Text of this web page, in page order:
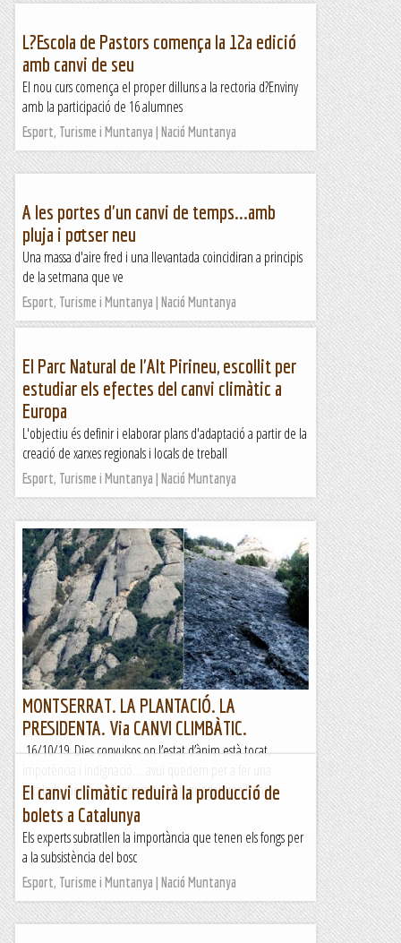
L?Escola de Pastors comença la 12a edició
amb canvi de seu
El nou curs comença el proper dilluns a la rectoria d?Enviny
amb la participació de 16 alumnes
Esport, Turisme i Muntanya | Nació Muntanya
A les portes d'un canvi de temps...amb
pluja i potser neu
Una massa d'aire fred i una llevantada coincidiran a principis
de la setmana que ve
Esport, Turisme i Muntanya | Nació Muntanya
El Parc Natural de l'Alt Pirineu, escollit per
estudiar els efectes del canvi climàtic a
Europa
L'objectiu és definir i elaborar plans d'adaptació a partir de la
creació de xarxes regionals i locals de treball
Esport, Turisme i Muntanya | Nació Muntanya
MONTSERRAT. LA PLANTACIÓ. LA
PRESIDENTA. Via CANVI CLIMBÀTIC.
16/10/19. Dies convulsos on l’estat d’ànim està tocat,
escalada ràpida a Montserrat. Hem quedat una bona...
Joan asín
El canvi climàtic reduirà la producció de
bolets a Catalunya
Els experts subratllen la importància que tenen els fongs per
a la subsistència del bosc
Esport, Turisme i Muntanya | Nació Muntanya